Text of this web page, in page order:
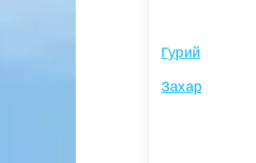
Гурий
Захар